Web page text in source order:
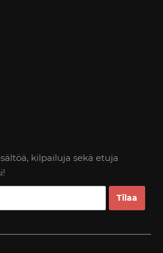
kilpailuja sekä etuja